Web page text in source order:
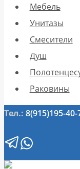
Мебель
Унитазы
Смесители
Душ
Раковины
Тел.: 8(915)195-40-